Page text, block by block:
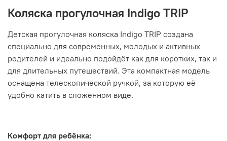
Коляска прогулочная Indigo TRIP
Детская прогулочная коляска Indigo TRIP создана
специально для современных, молодых и активных
родителей и идеально подойдёт как для коротких, так и
для длительных путешествий. Эта компактная модель
оснащена телескопической ручкой, за которую её
удобно катить в сложенном виде.
Комфорт для ребёнка: